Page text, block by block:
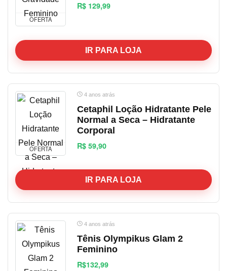
OFERTA
R$ 129,99
IR PARA LOJA
OFERTA
4 anos atrás
Cetaphil Loção Hidratante Pele
Normal a Seca – Hidratante
Corporal
R$ 59,90
IR PARA LOJA
4 anos atrás
Tênis Olympikus Glam 2
Feminino
R$132,99